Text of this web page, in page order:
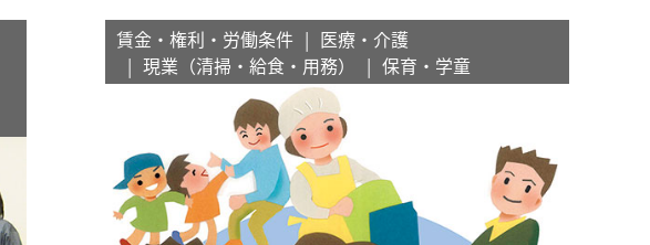
賃金・権利・労働条件
医療・介護
現業（清掃・給食・用務）
保育・学童